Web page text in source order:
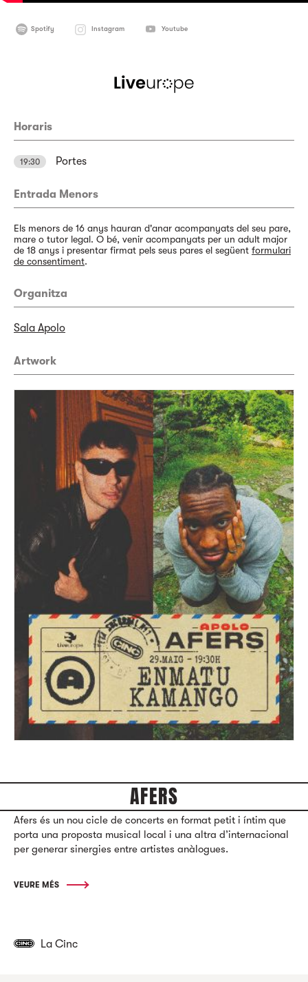
Spotify Instagram Youtube
Horaris
19:30 Portes
Entrada Menors
Els menors de 16 anys hauran d'anar acompanyats del seu pare,
mare o tutor legal. O bé, venir acompanyats per un adult major
de 18 anys i presentar firmat pels seus pares el següent formulari
de consentiment.
Organitza
Sala Apolo
Artwork
AFERS
Afers és un nou cicle de concerts en format petit i íntim que
porta una proposta musical local i una altra d’internacional
per generar sinergies entre artistes anàlogues.
VEURE MÉS
La Cinc